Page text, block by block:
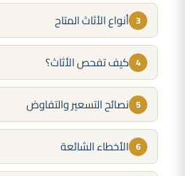
3 أنواع الأثاث المتاح
4 كيف تفحص الأثاث؟
5 نصائح التسعير والتفاوض
6 الأخطاء الشائعة